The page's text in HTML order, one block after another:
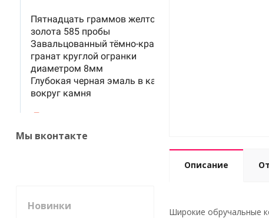
Описание
Широкие обручальные
Мы вконтакте
Новинки